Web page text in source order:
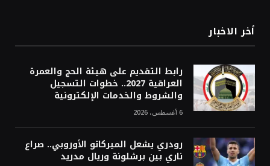
أخر الاخبار
رابط التقديم على هيئة الحج والعمرة
العراقية 2027.. خطوات التسجيل
والشروط والخدمات الإلكترونية
6 أغسطس، 2026
رودري يشعل الميركاتو الأوروبي.. صراع
ناري بين برشلونة وريال مدريد